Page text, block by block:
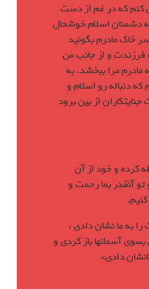
كنم كه در غم از دست
دشمنان اسلام خوشحال
خاك مادرم بگوئید
فرزندت و از جانب من
مادرم مرا ببخشد. به
دنباله رو اسلام و
از بین برود
كرده و خود از آن
تو آنقدر بما رحمت و
به ما نشان دادی ،
آسمانها باز كردی و
دادی»